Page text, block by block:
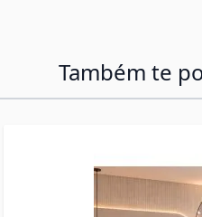
Também te